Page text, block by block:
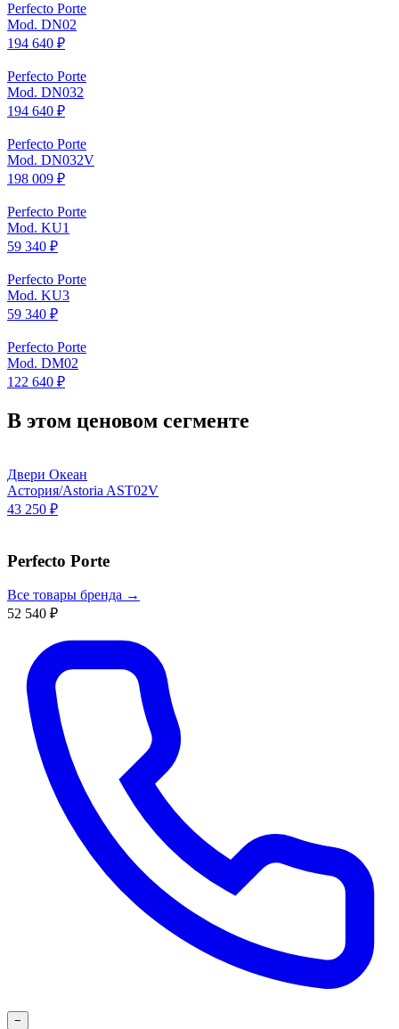
Perfecto Porte
Mod. DN02
194 640 ₽
Perfecto Porte
Mod. DN032
194 640 ₽
Perfecto Porte
Mod. DN032V
198 009 ₽
Perfecto Porte
Mod. KU1
59 340 ₽
Perfecto Porte
Mod. KU3
59 340 ₽
Perfecto Porte
Mod. DM02
122 640 ₽
В этом ценовом сегменте
Двери Океан
Астория/Astoria AST02V
43 250 ₽
Perfecto Porte
Все товары бренда →
52 540 ₽
−